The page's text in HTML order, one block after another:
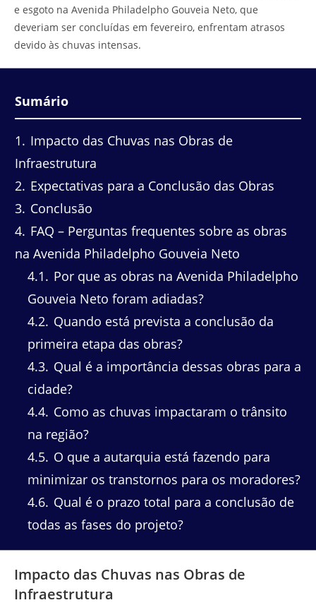
e esgoto na Avenida Philadelpho Gouveia Neto, que
deveriam ser concluídas em fevereiro, enfrentam atrasos
devido às chuvas intensas.
Sumário
1
Impacto das Chuvas nas Obras de
Infraestrutura
2 Expectativas para a Conclusão das Obras
3 Conclusão
4 FAQ – Perguntas frequentes sobre as obras
na Avenida Philadelpho Gouveia Neto
4.1
Por que as obras na Avenida Philadelpho
Gouveia Neto foram adiadas?
4.2 Quando está prevista a conclusão da
primeira etapa das obras?
4.3 Qual é a importância dessas obras para a
cidade?
4.4 Como as chuvas impactaram o trânsito
na região?
4.5 O que a autarquia está fazendo para
minimizar os transtornos para os moradores?
4.6 Qual é o prazo total para a conclusão de
todas as fases do projeto?
Impacto das Chuvas nas Obras de
Infraestrutura